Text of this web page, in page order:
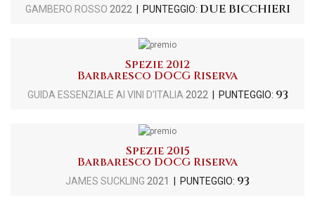
GAMBERO ROSSO 2022 | PUNTEGGIO: DUE BICCHIERI
Spezie 2012
Barbaresco DOCG Riserva
GUIDA ESSENZIALE AI VINI D'ITALIA2022| PUNTEGGIO: 93
Spezie 2015
Barbaresco DOCG Riserva
JAMES SUCKLING 2021 | PUNTEGGIO: 93